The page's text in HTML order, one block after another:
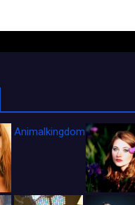
Animalkingdom_FichaCine